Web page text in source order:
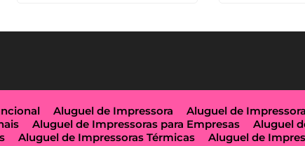
Aluguel de Impressora Aluguel de
Aluguel de Impressoras para Empresas
Aluguel
Aluguel de Impressoras Térmicas Aluguel de